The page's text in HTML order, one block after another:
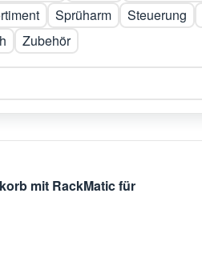
Sprüharm Steuerung
Zubehör
mit RackMatic für